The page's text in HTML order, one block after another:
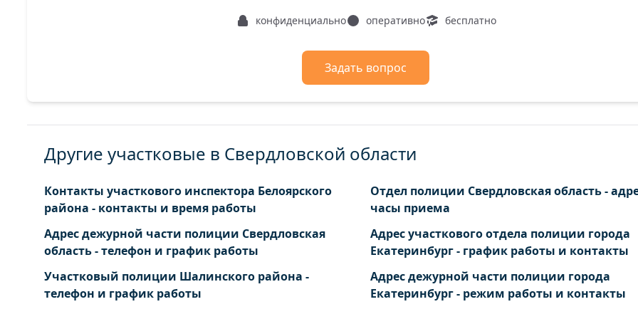
конфиденциально оперативно бесплатно
Задать вопрос
Другие участковые в Свердловской области
Контакты участкового инспектора Белоярского
района - контакты и время работы
Отдел полиции Свердловская область -
часы приема
Адрес дежурной части полиции Свердловская
область - телефон и график работы
Адрес участкового отдела полиции города
Екатеринбург - график работы и контакты
Участковый полиции Шалинского района -
телефон и график работы
Адрес дежурной части полиции города
Екатеринбург - режим работы и контакты